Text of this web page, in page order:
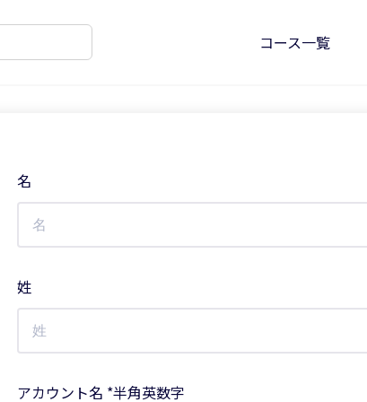
コース一覧
名
姓
アカウント名 *半角英数字